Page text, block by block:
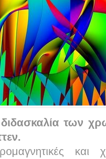
διδασκαλία των
και